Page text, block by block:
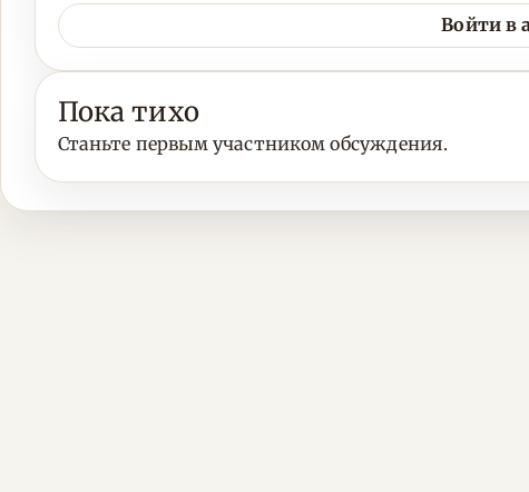
Войти в
Пока тихо
Станьте первым участником обсуждения.